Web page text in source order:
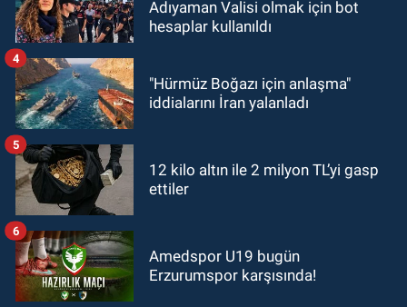
Adıyaman Valisi olmak için bot
hesaplar kullanıldı
"Hürmüz Boğazı için anlaşma"
iddialarını İran yalanladı
4
12 kilo altın ile 2 milyon TL’yi gasp
ettiler
5
Amedspor U19 bugün
Erzurumspor karşısında!
6